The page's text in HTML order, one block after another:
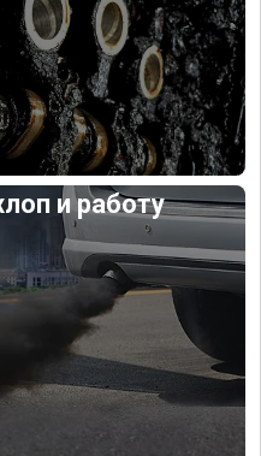
и работу